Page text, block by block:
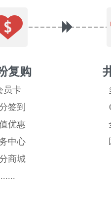
复购
员卡
签到
优惠
中心
商城
......